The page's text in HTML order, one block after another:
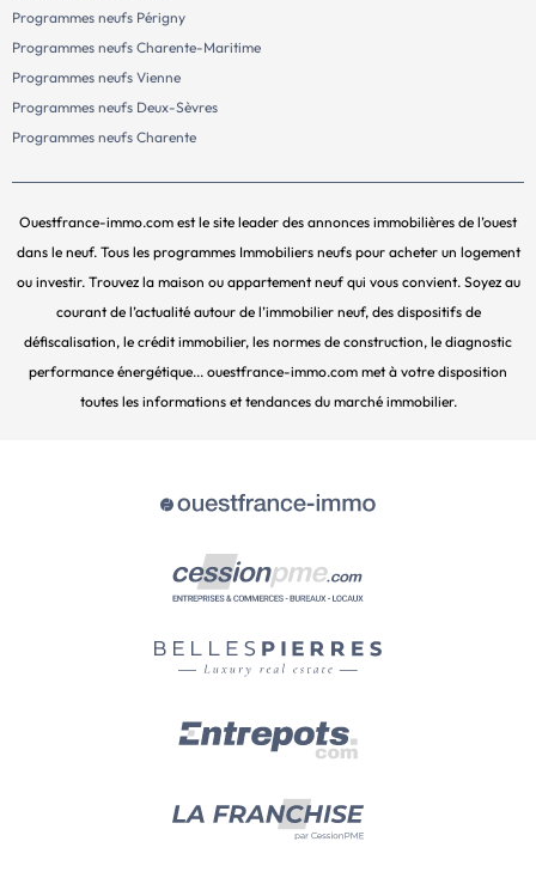
Programmes neufs Périgny
Programmes neufs Charente-Maritime
Programmes neufs Vienne
Programmes neufs Deux-Sèvres
Programmes neufs Charente
Ouestfrance-immo.com est le site leader des annonces immobilières de l’ouest
dans le neuf. Tous les programmes Immobiliers neufs pour acheter un logement
ou investir. Trouvez la maison ou appartement neuf qui vous convient. Soyez au
courant de l’actualité autour de l’immobilier neuf, des dispositifs de
défiscalisation, le crédit immobilier, les normes de construction, le diagnostic
performance énergétique... ouestfrance-immo.com met à votre disposition
toutes les informations et tendances du marché immobilier.